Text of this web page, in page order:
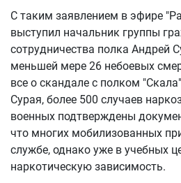
С таким заявлением в эфире
выступил начальник группы
сотрудничества полка Андрей
меньшей мере 26 небоевых
все о скандале с полком
Сурая, более 500 случаев
военных подтверждены
что многих мобилизованных
службе, однако уже в учебных
наркотическую зависимость.